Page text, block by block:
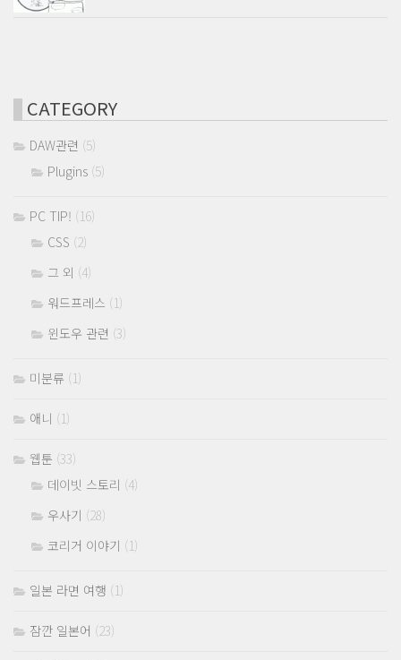
CATEGORY
DAW관련 (5)
Plugins (5)
PC TIP! (16)
CSS (2)
그 외 (4)
워드프레스 (1)
윈도우 관련 (3)
미분류 (1)
애니 (1)
웹툰 (33)
데이빗 스토리 (4)
우사기 (28)
코리거 이야기 (1)
일본 라면 여행 (1)
잠깐 일본어 (23)